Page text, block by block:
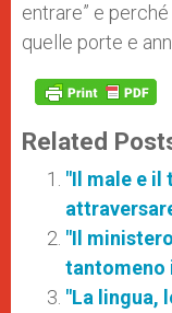
entrare” e
quelle porte e
Related
"Il male e il
"Il
tantomeno
"La lingua,